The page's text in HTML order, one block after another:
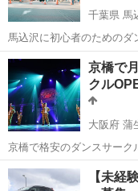
千葉県 馬
馬込沢に初心者のためのダンスサ
サーが基礎からていねいに教えてくれま
千葉 鎌ケ谷市 馬
京橋で
クル
大阪府 蒲
京橋で格安のダンスサークル生徒募集！ 地域で
ダンサーにダンスを習えます 未経験者向けですのでぜひお気軽
しください！ 1ヶ月はご新規様は体験レッスンが無料に！ 発表会はな
大阪 大阪市 蒲生
【未経